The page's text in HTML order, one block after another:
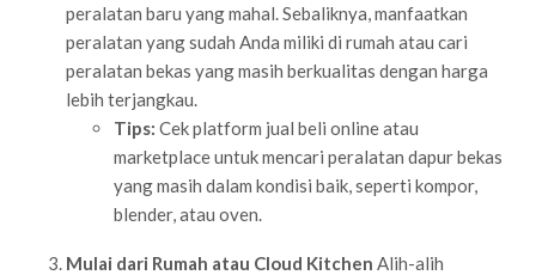
peralatan baru yang mahal. Sebaliknya, manfaatkan
peralatan yang sudah Anda miliki di rumah atau cari
peralatan bekas yang masih berkualitas dengan harga
lebih terjangkau.
Tips: Cek platform jual beli online atau
marketplace untuk mencari peralatan dapur bekas
yang masih dalam kondisi baik, seperti kompor,
blender, atau oven.
Mulai dari Rumah atau Cloud Kitchen Alih-alih